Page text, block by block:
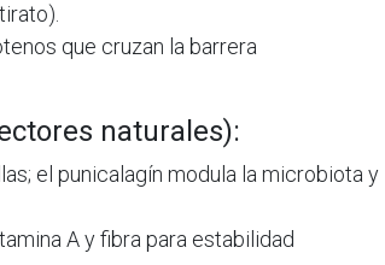
que cruzan la barrera
naturales):
el punicalagín modula la microbiota y
A y fibra para estabilidad